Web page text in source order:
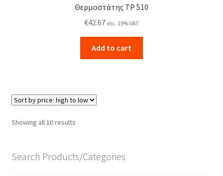
Θερμοστάτης TP 510
€42.67 inc. 19% VAT
Add to cart
Showing all 10 resultsSorted
high
Search Products/Categories